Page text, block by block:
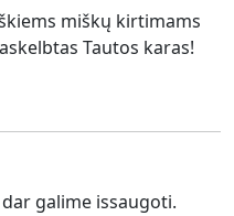
miškų kirtimams
Tautos karas!
galime issaugoti.